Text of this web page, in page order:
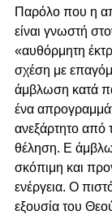
Παρόλο που η
είναι γνωστή
«αυθόρμητη
σχέση με
άμβλωση κατά
ένα
ανεξάρτητο από
θέληση. Ε
σκόπιμη και
ενέργεια. Ο
εξουσία του